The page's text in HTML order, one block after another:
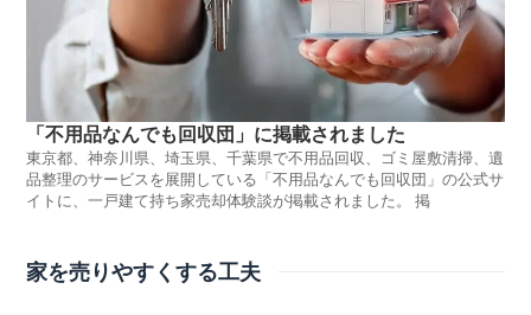
「不用品なんでも回収団」に掲載されました
東京都、神奈川県、埼玉県、千葉県で不用品回収、ゴミ屋敷清掃、遺
品整理のサービスを展開している「不用品なんでも回収団」の公式サ
イトに、一戸建て持ち家売却体験談が掲載されました。 掲
家を売りやすくする工夫